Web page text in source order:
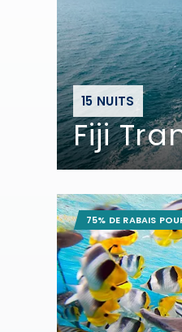
15 NUITS
Fiji
75% DE RABAIS